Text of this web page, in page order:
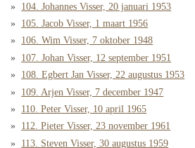
104. Johannes Visser, 20 januari 1953
105. Jacob Visser, 1 maart 1956
106. Wim Visser, 7 oktober 1948
107. Johan Visser, 12 september 1951
108. Egbert Jan Visser, 22 augustus 1953
109. Arjen Visser, 7 december 1947
110. Peter Visser, 10 april 1965
112. Pieter Visser, 23 november 1961
113. Steven Visser, 30 augustus 1959